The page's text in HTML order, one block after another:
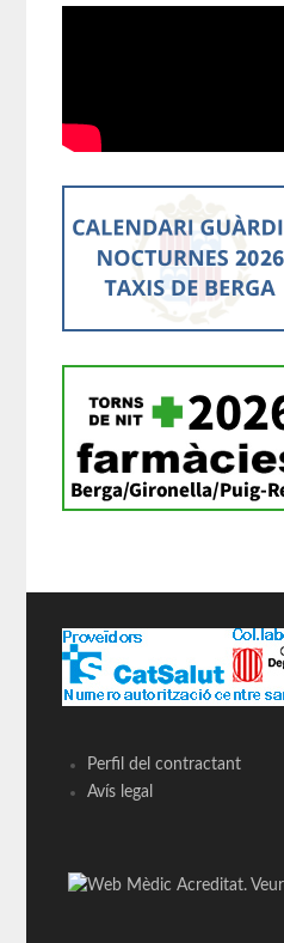
Perfil del contractant
Avís legal